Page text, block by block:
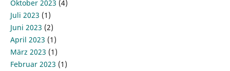
Oktober 2023 (4)
Juli 2023 (1)
Juni 2023 (2)
April 2023 (1)
März 2023 (1)
Februar 2023 (1)